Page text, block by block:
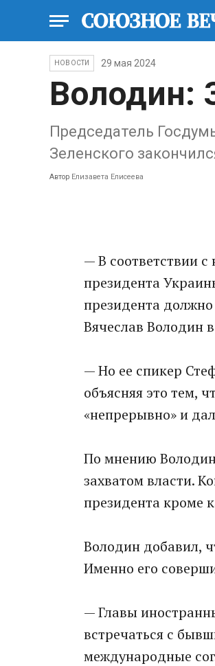
НОВОСТИ 29 мая 2024
Володин:
Председатель
Зеленского
Автор Елизавета Елисеева
— В соответствии
президента
президента
Вячеслав Володин
— Но ее спикер
объясняя это тем,
«непрерывно» и
По мнению
захватом власти.
президента кроме
Володин добавил,
Именно его
— Главы
встречаться с
международные